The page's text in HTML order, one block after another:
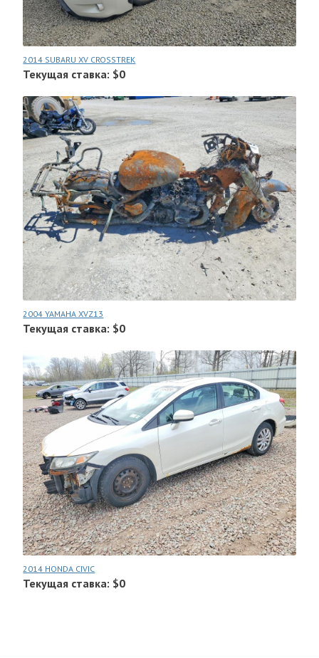
2014 SUBARU XV CROSSTREK
Текущая ставка: $0
2004 YAMAHA XVZ13
Текущая ставка: $0
2014 HONDA CIVIC
Текущая ставка: $0